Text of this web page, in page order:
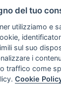
n.
del tuo
utilizziamo e
sul suo
i
traffico come
Cookie